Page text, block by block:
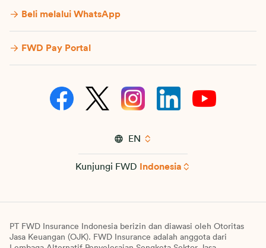
Beli melalui WhatsApp
FWD Pay Portal
EN
Kunjungi FWD Indonesia
PT FWD Insurance Indonesia berizin dan diawasi oleh Otoritas
Jasa Keuangan (OJK). FWD Insurance adalah anggota dari